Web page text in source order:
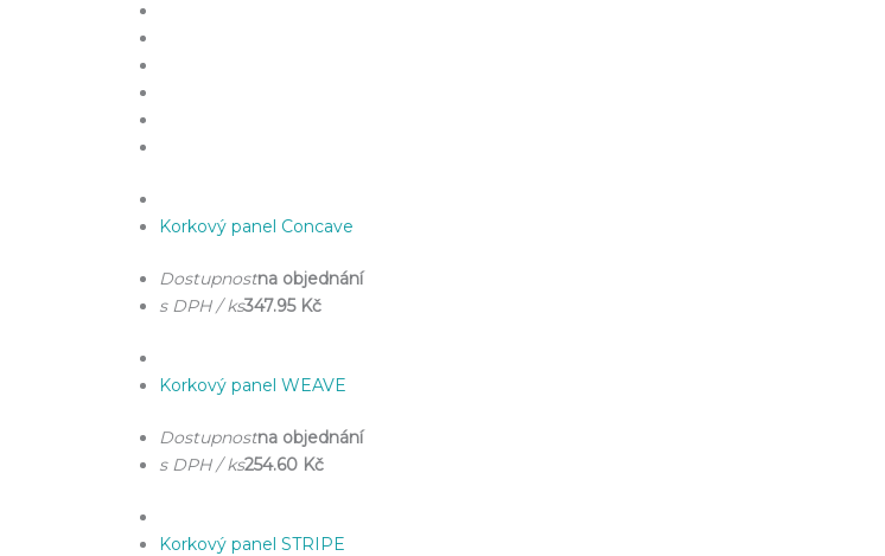
Korkový panel Concave
Dostupnostna objednání
s DPH / ks347.95 Kč
Korkový panel WEAVE
Dostupnostna objednání
s DPH / ks254.60 Kč
Korkový panel STRIPE